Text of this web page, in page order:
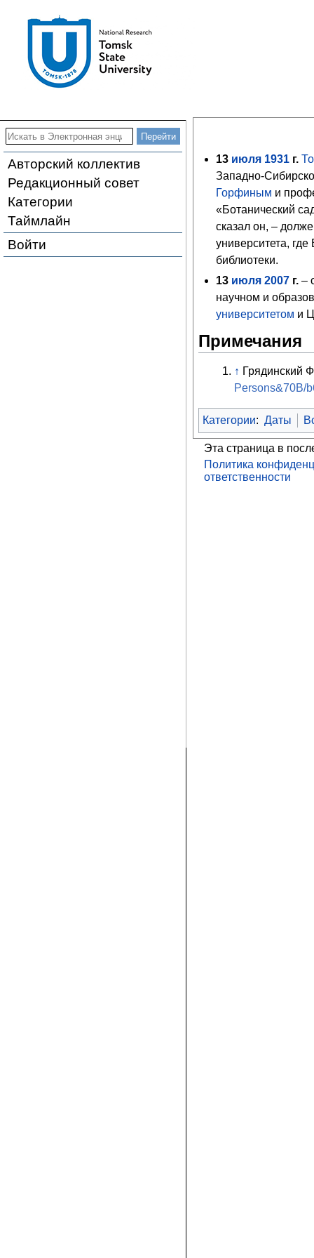
Авторский коллектив
Редакционный совет
Категории
Таймлайн
Войти
13 июля 1931 г.
Западно-
Горфиным и
«Ботанический
сказал он, –
университета, где
библиотеки.
13 июля 2007 г. –
научном и
университетом и
Примечания
↑ Грядинский
Persons&70B/
Категории: Даты
Эта страница в
Политика
ответственности